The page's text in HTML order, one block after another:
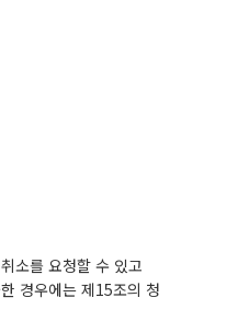
소를 요청할 수 있고
경우에는 제15조의 청